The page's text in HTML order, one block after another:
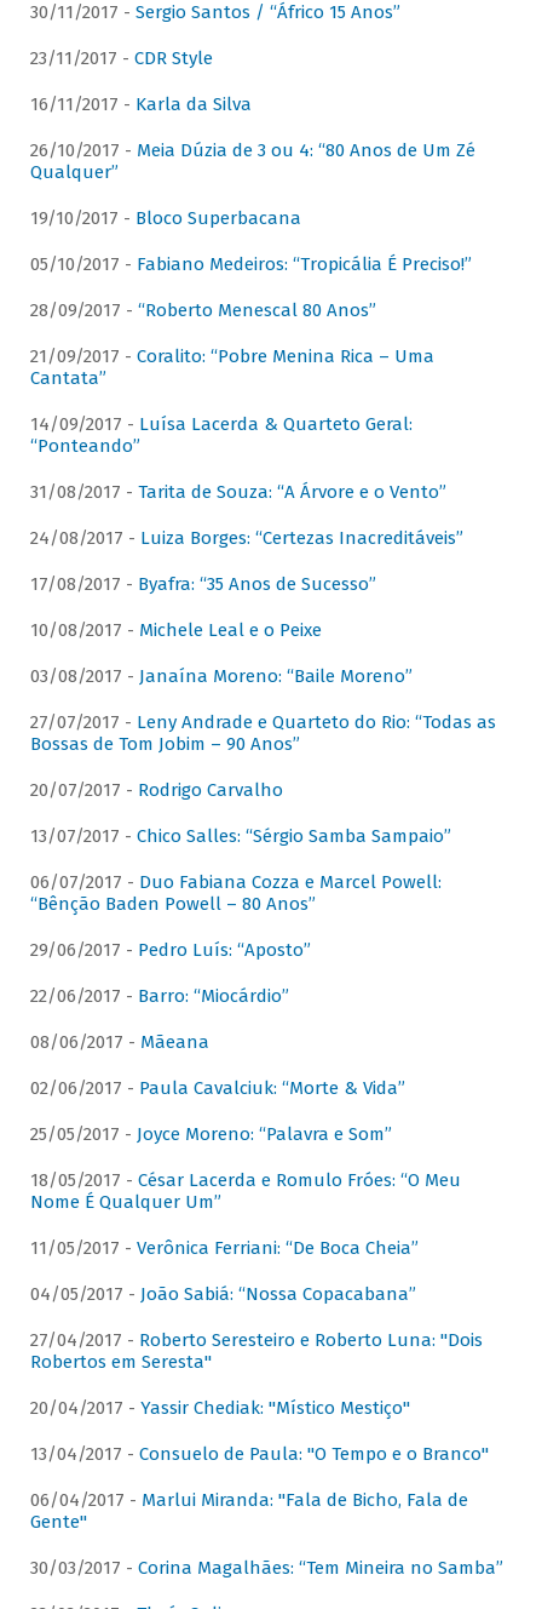
30/11/2017 - Sergio Santos / “Áfrico 15 Anos”
23/11/2017 - CDR Style
16/11/2017 - Karla da Silva
26/10/2017 - Meia Dúzia de 3 ou 4: “80 Anos de Um Zé
Qualquer”
19/10/2017 - Bloco Superbacana
05/10/2017 - Fabiano Medeiros: “Tropicália É Preciso!”
28/09/2017 - “Roberto Menescal 80 Anos”
21/09/2017 - Coralito: “Pobre Menina Rica – Uma
Cantata”
14/09/2017 - Luísa Lacerda & Quarteto Geral:
“Ponteando”
31/08/2017 - Tarita de Souza: “A Árvore e o Vento”
24/08/2017 - Luiza Borges: “Certezas Inacreditáveis”
17/08/2017 - Byafra: “35 Anos de Sucesso”
10/08/2017 - Michele Leal e o Peixe
03/08/2017 - Janaína Moreno: “Baile Moreno”
27/07/2017 - Leny Andrade e Quarteto do Rio: “Todas as
Bossas de Tom Jobim – 90 Anos”
20/07/2017 - Rodrigo Carvalho
13/07/2017 - Chico Salles: “Sérgio Samba Sampaio”
06/07/2017 - Duo Fabiana Cozza e Marcel Powell:
“Bênção Baden Powell – 80 Anos”
29/06/2017 - Pedro Luís: “Aposto”
22/06/2017 - Barro: “Miocárdio”
08/06/2017 - Mãeana
02/06/2017 - Paula Cavalciuk: “Morte & Vida”
25/05/2017 - Joyce Moreno: “Palavra e Som”
18/05/2017 - César Lacerda e Romulo Fróes: “O Meu
Nome É Qualquer Um”
11/05/2017 - Verônica Ferriani: “De Boca Cheia”
04/05/2017 - João Sabiá: “Nossa Copacabana”
27/04/2017 - Roberto Seresteiro e Roberto Luna: "Dois
Robertos em Seresta"
20/04/2017 - Yassir Chediak: "Místico Mestiço"
13/04/2017 - Consuelo de Paula: "O Tempo e o Branco"
06/04/2017 - Marlui Miranda: "Fala de Bicho, Fala de
Gente"
30/03/2017 - Corina Magalhães: “Tem Mineira no Samba”